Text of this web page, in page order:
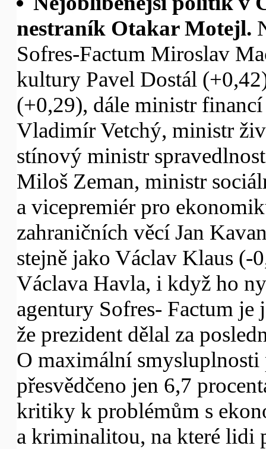
nestraník Otakar Motejl.
Sofres-Factum Miroslav
kultury Pavel Dostál
(+0,29), dále ministr
Vladimír Vetchý, ministr
stínový ministr
Miloš Zeman, ministr
a vicepremiér pro
zahraničních věcí Jan
stejně jako Václav Klaus (-
Václava Havla, i když ho
agentury Sofres- Factum je
že prezident dělal za
O maximální smysluplnosti
přesvědčeno jen 6,7
kritiky k problémům s
a kriminalitou, na které lidi